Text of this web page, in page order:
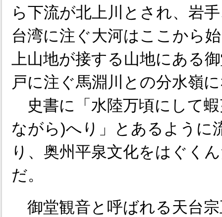
ら下流が北上川とされ、岩
台湾に注ぐ大河はここから
上山地が接する山地にある
戸に注ぐ馬淵川との分水嶺
史書に「水陸万頃にして
ながら)へり」とあるように
り、奥州平泉文化をはぐく
だ。
御堂観音と呼ばれる天台